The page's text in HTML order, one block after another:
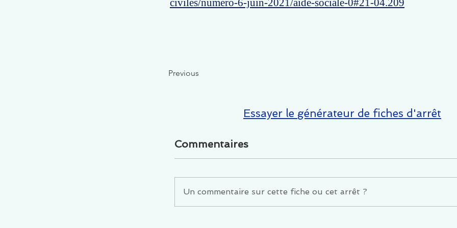
civiles/numero-6-juin-2021/aide-sociale-0#21-04.209
Previous
Essayer le générateur de fiches d'arrêt
Commentaires
Un commentaire sur cette fiche ou cet arrêt ?